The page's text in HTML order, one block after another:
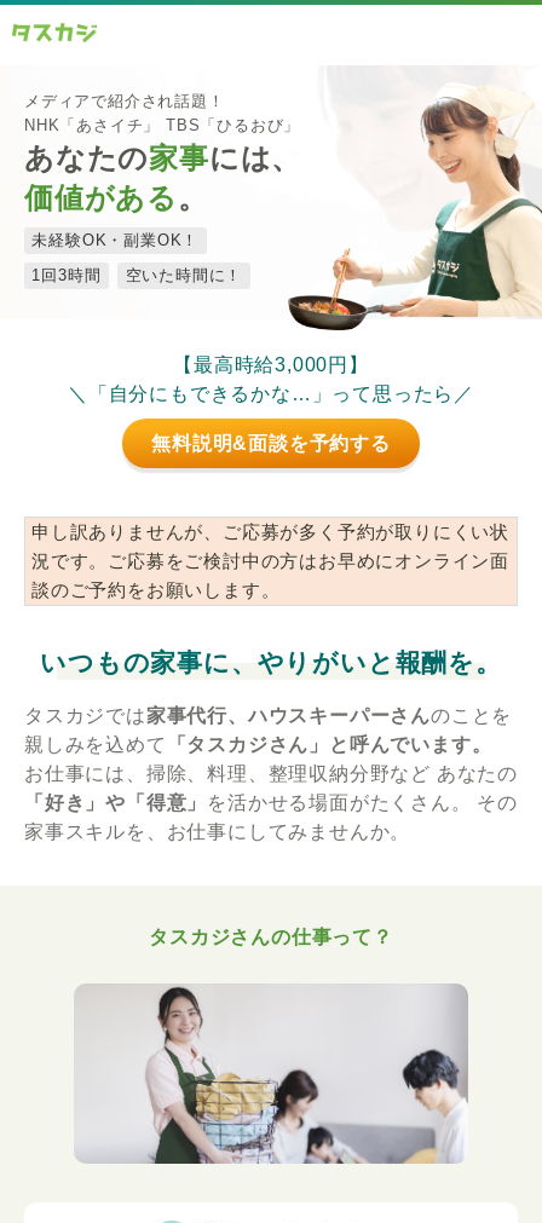
メディアで紹介され話題！
NHK「あさイチ」 TBS「ひるおび」
あなたの家事には、
価値がある 。
未経験OK・副業OK！
1回3時間
空いた時間に！
【最高時給3,000円】
＼「自分にもできるかな…」って思ったら／
無料説明&面談を予約する
申し訳ありませんが、ご応募が多く予約が取りにくい状
況です。ご応募をご検討中の方はお早めにオンライン面
談のご予約をお願いします。
いつもの家事に、やりがいと報酬を。
タスカジでは家事代行、ハウスキーパーさんのことを
親しみを込めて
「タスカジさん」と呼んでいます。
お仕事には、掃除、料理、整理収納分野など あなたの
「好き」や「得意」
を活かせる場面がたくさん。
その
家事スキルを、お仕事にしてみませんか。
タスカジさんの仕事って？